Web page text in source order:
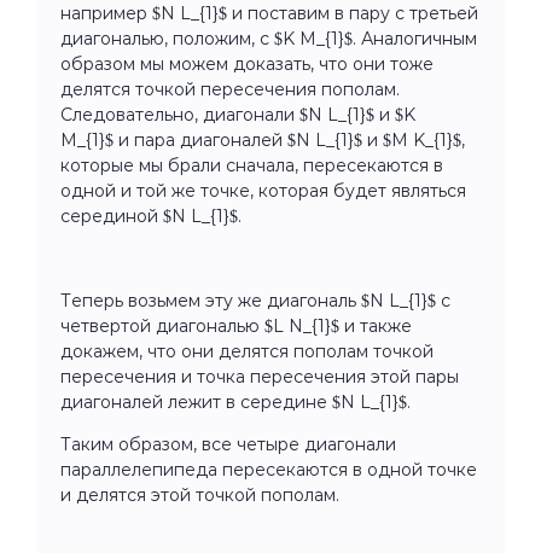
например $N L_{1}$ и поставим в пару с третьей
диагональю, положим, с $K M_{1}$. Аналогичным
образом мы можем доказать, что они тоже
делятся точкой пересечения пополам.
Следовательно, диагонали $N L_{1}$ и $K
M_{1}$ и пара диагоналей $N L_{1}$ и $M K_{1}$,
которые мы брали сначала, пересекаются в
одной и той же точке, которая будет являться
серединой $N L_{1}$.
Теперь возьмем эту же диагональ $N L_{1}$ с
четвертой диагональю $L N_{1}$ и также
докажем, что они делятся пополам точкой
пересечения и точка пересечения этой пары
диагоналей лежит в середине $N L_{1}$.
Таким образом, все четыре диагонали
параллелепипеда пересекаются в одной точке
и делятся этой точкой пополам.